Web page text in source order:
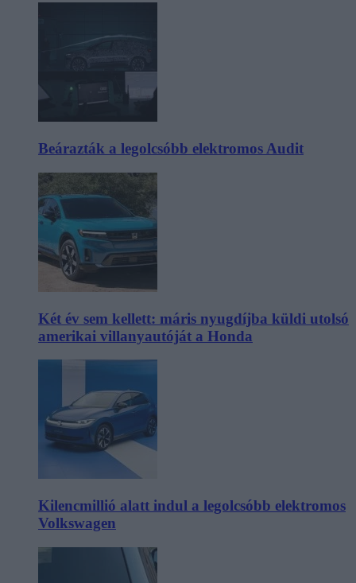
Beárazták a legolcsóbb elektromos Audit
Két év sem kellett: máris nyugdíjba küldi utolsó
amerikai villanyautóját a Honda
Kilencmillió alatt indul a legolcsóbb elektromos
Volkswagen